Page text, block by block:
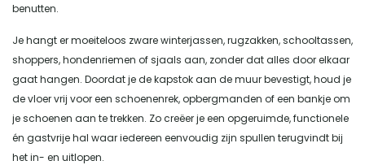
benutten.
Je hangt er moeiteloos zware winterjassen, rugzakken, schooltassen,
shoppers, hondenriemen of sjaals aan, zonder dat alles door elkaar
gaat hangen. Doordat je de kapstok aan de muur bevestigt, houd je
de vloer vrij voor een schoenenrek, opbergmanden of een bankje om
je schoenen aan te trekken. Zo creëer je een opgeruimde, functionele
én gastvrije hal waar iedereen eenvoudig zijn spullen terugvindt bij
het in- en uitlopen.